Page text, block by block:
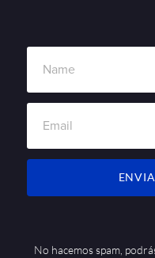
No hacemos spam,